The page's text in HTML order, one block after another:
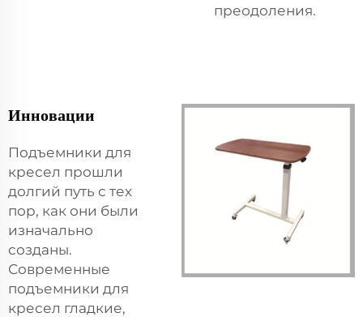
преодоления.
Инновации
Подъемники для
кресел прошли
долгий путь с тех
пор, как они были
изначально
созданы.
Современные
подъемники для
кресел гладкие,